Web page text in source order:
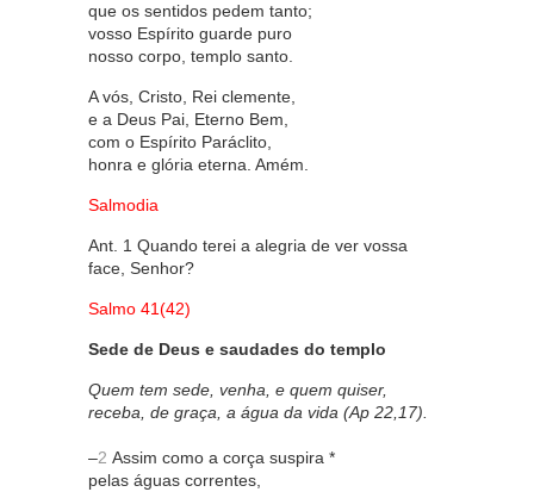
que os sentidos pedem tanto;
vosso Espírito guarde puro
nosso corpo, templo santo.
A vós, Cristo, Rei clemente,
e a Deus Pai, Eterno Bem,
com o Espírito Paráclito,
honra e glória eterna. Amém.
Salmodia
Ant. 1 Quando terei a alegria de ver vossa
face, Senhor?
Salmo 41(42)
Sede de Deus e saudades do templo
Quem tem sede, venha, e quem quiser,
receba, de graça, a água da vida (Ap 22,17).
–2 Assim como a corça suspira *
pelas águas correntes,